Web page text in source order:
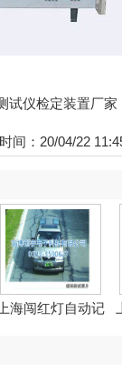
试仪检定装置厂
间：20/04/22
上海闯红灯自动记